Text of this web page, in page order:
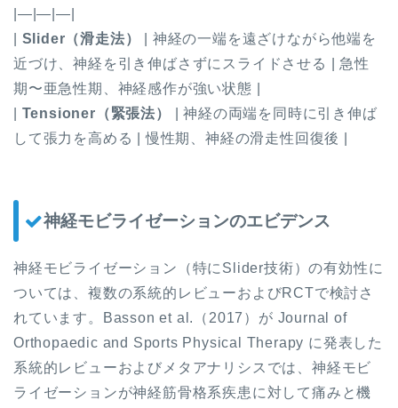
|—|—|—|
Slider（滑走法）
| 神経の一端を遠ざけながら他端を
近づけ、神経を引き伸ばさずにスライドさせる | 急性
期〜亜急性期、神経感作が強い状態 |
Tensioner（緊張法）
| 神経の両端を同時に引き伸ば
して張力を高める | 慢性期、神経の滑走性回復後 |
神経モビライゼーションのエビデンス
神経モビライゼーション（特にSlider技術）の有効性に
ついては、複数の系統的レビューおよびRCTで検討さ
れています。Basson et al.（2017）が Journal of
Orthopaedic and Sports Physical Therapy に発表した
系統的レビューおよびメタアナリシスでは、神経モビ
ライゼーションが神経筋骨格系疾患に対して痛みと機